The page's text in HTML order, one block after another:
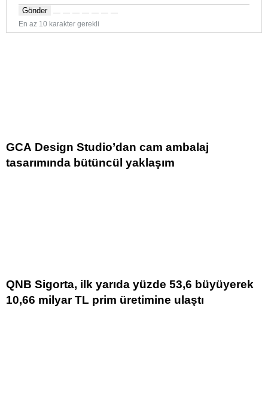
Gönder
En az 10 karakter gerekli
GCA Design Studio’dan cam ambalaj
tasarımında bütüncül yaklaşım
QNB Sigorta, ilk yarıda yüzde 53,6 büyüyerek
10,66 milyar TL prim üretimine ulaştı